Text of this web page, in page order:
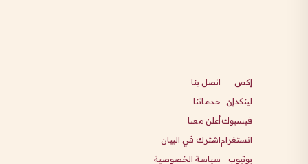
إكس
لينكدإن
فيسبوك
انستغرام
يوتيوب
اتصل بنا
خدماتنا
أعلن معنا
اشترك في البيان
سياسة الخصوصية